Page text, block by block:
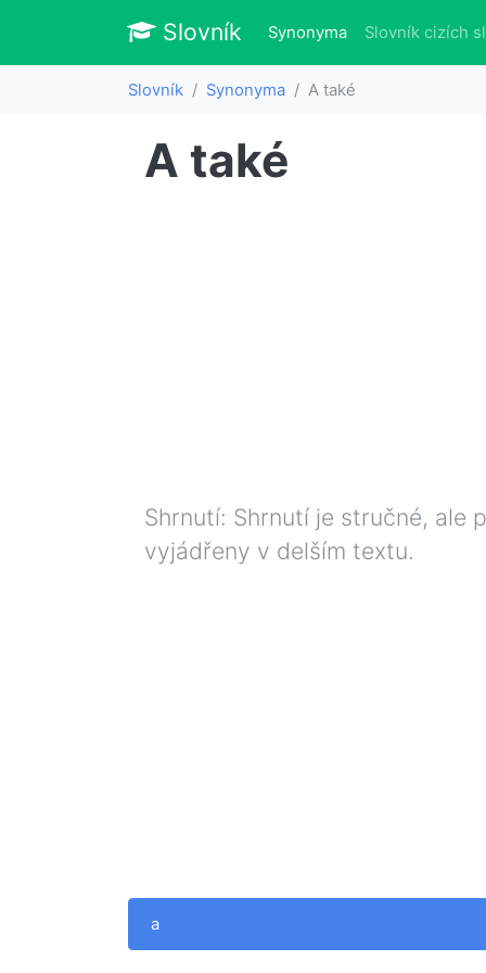
Slovník Slovník
Synonyma(aktuálně)
Slovník cizích
Slovník Synonyma A také
A také
Shrnutí: Shrnutí je stručné, ale
vyjádřeny v delším textu.
a